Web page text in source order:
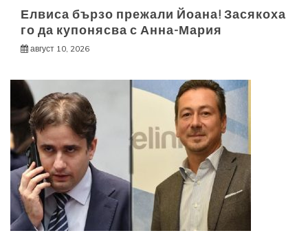
Елвиса бързо прежали Йоана! Засякоха
го да купонясва с Анна-Мария
август 10, 2026